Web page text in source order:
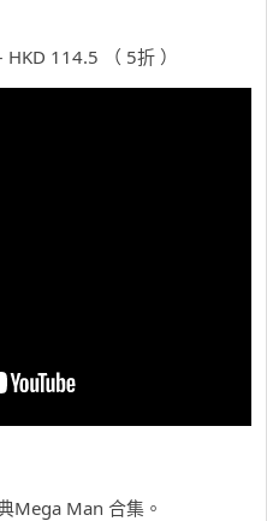
114.5 （ 5折 ）
Mega Man 合集。